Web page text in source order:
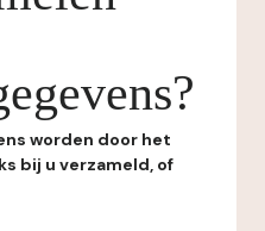
worden door het
bij u verzameld, of